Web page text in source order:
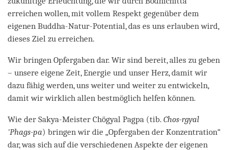
erreichen wollen, mit vollem Respekt gegenüber dem
eigenen Buddha-Natur-Potential, das es uns erlauben wird,
dieses Ziel zu erreichen.
Wir bringen Opfergaben dar. Wir sind bereit, alles zu geben
– unsere eigene Zeit, Energie und unser Herz, damit wir
dazu fähig werden, uns weiter und weiter zu entwickeln,
damit wir wirklich allen bestmöglich helfen können.
Wie der Sakya-Meister Chögyal Pagpa (tib. Chos-rgyal
'Phags-pa) bringen wir die „Opfergaben der Konzentration“
dar, was sich auf die verschiedenen Aspekte der eigenen